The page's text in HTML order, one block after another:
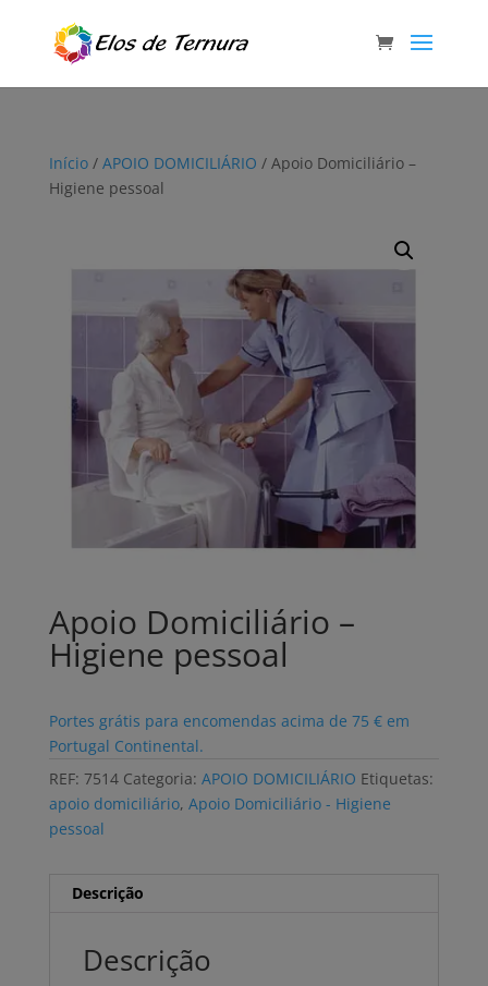
Início/ APOIO DOMICILIÁRIO / Apoio Domiciliário –
Higiene pessoal
Apoio Domiciliário –
Higiene pessoal
Portes grátis para encomendas acima de 75 € em
Portugal Continental.
REF: 7514 Categoria: APOIO DOMICILIÁRIO Etiquetas:
apoio domiciliário, Apoio Domiciliário - Higiene
pessoal
Descrição
Descrição